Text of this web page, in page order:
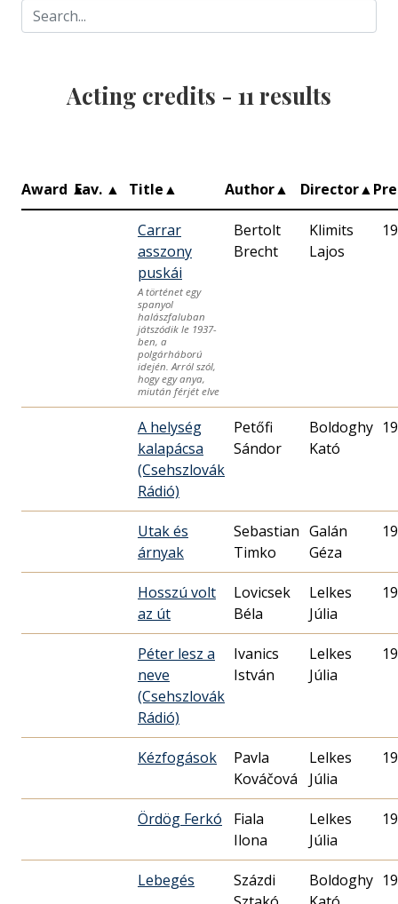
Acting credits - 11 results
Award ▲
Fav. ▲ Title▲ Author▲ Director▲
Carrar
asszony
puskái
A történet egy
spanyol
halászfaluban
játszódik le 1937-
ben, a
polgárháború
idején. Arról szól,
hogy egy anya,
miután férjét elve
Bertolt
Brecht
Klimits
Lajos
A helység
kalapácsa
(Csehszlovák
Rádió)
Petőfi
Sándor
Boldoghy
Kató
Utak és
árnyak
Sebastian
Timko
Galán
Géza
Hosszú volt
az út
Lovicsek
Béla
Lelkes
Júlia
Péter lesz a
neve
(Csehszlovák
Rádió)
Ivanics
István
Lelkes
Júlia
Kézfogások
Pavla
Kováčová
Lelkes
Júlia
Ördög Ferkó
Fiala
Ilona
Lelkes
Júlia
Lebegés
Százdi
Boldoghy